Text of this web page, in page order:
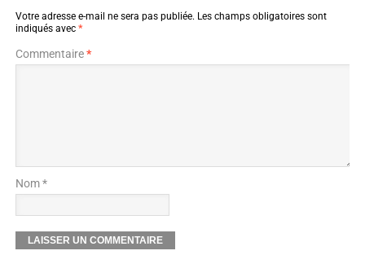
Votre adresse e-mail ne sera pas publiée. Les champs obligatoires sont
indiqués avec *
Commentaire*
Nom *